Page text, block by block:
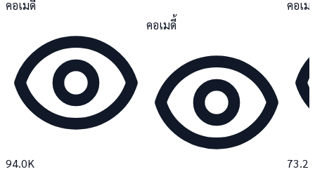
คอเมดี้
94.0K
คอเมดี้
คอเม
73.2K